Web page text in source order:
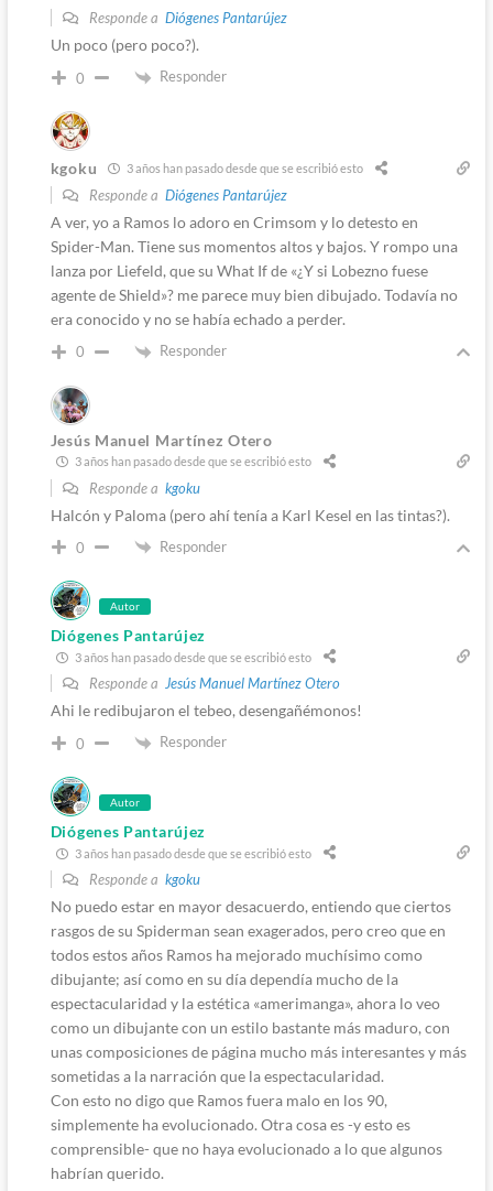
Responde a Diógenes Pantarújez
Un poco (pero poco?).
0 Responder
kgoku 3 años han pasado desde que se escribió esto
Responde a Diógenes Pantarújez
A ver, yo a Ramos lo adoro en Crimsom y lo detesto en
Spider-Man. Tiene sus momentos altos y bajos. Y rompo una
lanza por Liefeld, que su What If de «¿Y si Lobezno fuese
agente de Shield»? me parece muy bien dibujado. Todavía no
era conocido y no se había echado a perder.
0 Responder
Jesús Manuel Martínez Otero
3 años han pasado desde que se escribió esto
Responde a kgoku
Halcón y Paloma (pero ahí tenía a Karl Kesel en las tintas?).
0 Responder
Autor
Diógenes Pantarújez
3 años han pasado desde que se escribió esto
Responde a Jesús Manuel Martínez Otero
Ahi le redibujaron el tebeo, desengañémonos!
0 Responder
Autor
Diógenes Pantarújez
3 años han pasado desde que se escribió esto
Responde a kgoku
No puedo estar en mayor desacuerdo, entiendo que ciertos
rasgos de su Spiderman sean exagerados, pero creo que en
todos estos años Ramos ha mejorado muchísimo como
dibujante; así como en su día dependía mucho de la
espectacularidad y la estética «amerimanga», ahora lo veo
como un dibujante con un estilo bastante más maduro, con
unas composiciones de página mucho más interesantes y más
sometidas a la narración que la espectacularidad.
Con esto no digo que Ramos fuera malo en los 90,
simplemente ha evolucionado. Otra cosa es -y esto es
comprensible- que no haya evolucionado a lo que algunos
habrían querido.